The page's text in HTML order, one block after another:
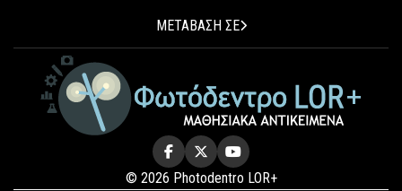
ΜΕΤΑΒΑΣΗ ΣΕ
© 2026 Photodentro LOR+